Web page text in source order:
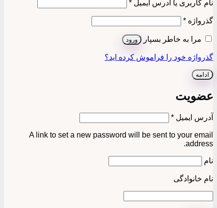
نام کاربری یا آدرس ایمیل *الزامی
گذرواژه *الزامی
مرا به خاطر بسپار ورود
گذرواژه خود را فراموش کرده اید؟
ادامه
عضویت
آدرس ایمیل *الزامی
A link to set a new password will be sent to your email
address.
نام
نام خانوادگی